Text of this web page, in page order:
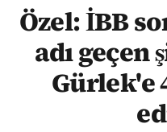
Özel: İBB
adı geçen
Gürlek'e